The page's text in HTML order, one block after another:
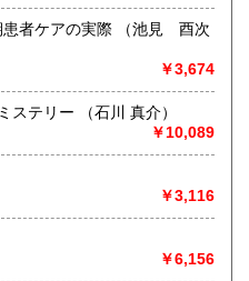
、自然科学、美術工芸、国
文献、趣味、外国書、サブ
の実際 （池見 酉次
￥3,674
金沢能登殺人周遊 書下し長編 ミステリー （石川 真介）
￥10,089
￥3,116
￥6,156